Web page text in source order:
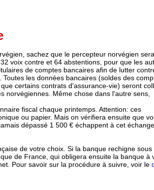
sachez que le percepteur norvégien sera
voix contre et 64 abstentions, pour que les
de comptes bancaires afin de lutter
les données bancaires (soldes des
certains contrats d'assurance-vie) seront
norvégiennes. Même chose dans l'autre sens,
fiscal chaque printemps. Attention: ces
ou papier. Mais on vérifiera ensuite que
dépassé 1 500 € échappent à cet échange
de votre choix. Si la banque rechigne sous
de France, qui obligera ensuite la banque à
Pour savoir sur la procédure à suivre, voir le